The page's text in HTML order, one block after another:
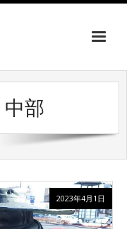
中部
2023年4月1日